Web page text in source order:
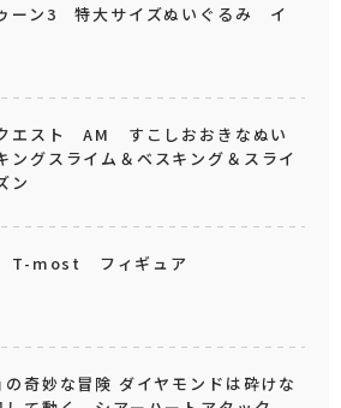
ーン3 特大サイズぬいぐるみ イ
エスト AM すこしおおきなぬい
グスライム＆ベスキング＆スライ
ン
T-most フィギュア
の奇妙な冒険 ダイヤモンドは砕けな